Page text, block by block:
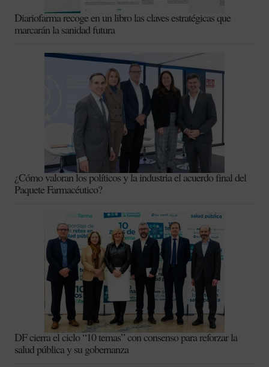
Diariofarma recoge en un libro las claves estratégicas que
marcarán la sanidad futura
¿Cómo valoran los políticos y la industria el acuerdo final del
Paquete Farmacéutico?
DF cierra el ciclo “10 temas” con consenso para reforzar la
salud pública y su gobernanza